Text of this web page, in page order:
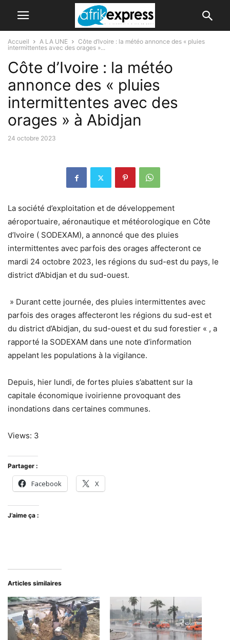
Accueil A LA UNE
Côte d’Ivoire : la météo annonce des « pluies
intermittentes avec des orages »...
Côte d’Ivoire : la météo
annonce des « pluies
intermittentes avec des
orages » à Abidjan
24 octobre 2023
La société d’exploitation et de développement
aéroportuaire, aéronautique et météorologique en Côte
d’Ivoire ( SODEXAM), a annoncé que des pluies
intermittentes avec parfois des orages affecteront ce
mardi 24 octobre 2023, les régions du sud-est du pays, le
district d’Abidjan et du sud-ouest.
» Durant cette journée, des pluies intermittentes avec
parfois des orages affecteront les régions du sud-est et
du district d’Abidjan, du sud-ouest et du sud forestier « , a
rapporté la SODEXAM dans une note d’information
appelant les populations à la vigilance.
Depuis, hier lundi, de fortes pluies s’abattent sur la
capitale économique ivoirienne provoquant des
inondations dans certaines communes.
Views: 3
Partager :
Facebook X
J’aime ça :
Articles similaires